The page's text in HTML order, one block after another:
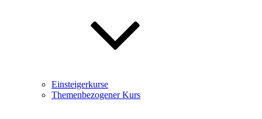
Einsteigerkurse
Themenbezogener Kurs